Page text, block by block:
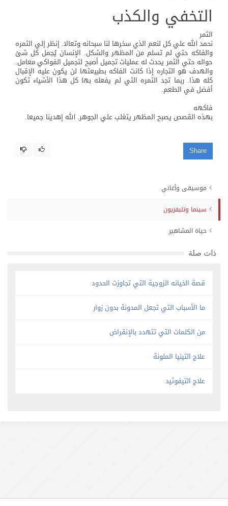
التخفي والكذب
الثمر
نحمد الله علي كل لنعم الذي سخرها لنا سبحانه وتعالا. إنظر إلي الثمره
والفاكه حتي لم تسلم من المظهر والشكل. الإنسان يُجمل كل شئ
حواله حتي الثمر يحدث له عمليات تجميل أصبح لتجميل الفواكي معامل.
والهدف هو التجاره إذا كانت الفاكه بطبيعتها لن يكون عليه الإقبال
كله هذا. ربما تجد الثمره التي لم يفعله بها كل هذا الأشياء تكون
أفضل في الطعم.
فاكهه
بهذه القصص يصبح المظهر يتغلب علي الجوهر. الله إهدينا جميعا.
Share
موسيقى وأغاني
سينما وتليفزيون
حياة المشاهير
ذات صلة
قصة الخيانه الزوجية التي تجاوزت الحدود
ما الأسباب التي تجعل المدونة بدون زوار
من الكلمات التي تتهدد بالإنقراض
علاج التينيا الملونة
علاج التيفوئيد